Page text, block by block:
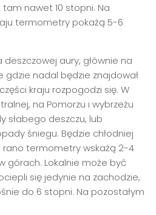
nawet 10 stopni. Na
termometry pokażą 5-6
aury, głównie na
gdzie nadal będzie znajdował
kraju rozpogodzi się. W
na Pomorzu i wybrzeżu
słabego deszczu, lub
śniegu. Będzie chłodniej
rano termometry wskażą 2-4
górach. Lokalnie może być
się jedynie na zachodzie,
do 6 stopni. Na pozostałym